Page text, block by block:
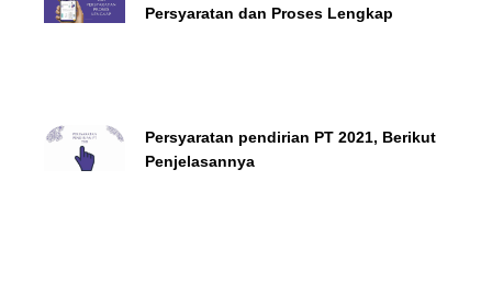
Persyaratan dan Proses Lengkap
Persyaratan pendirian PT 2021, Berikut
Penjelasannya